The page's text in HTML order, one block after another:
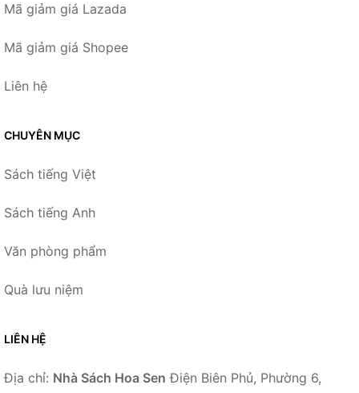
Mã giảm giá Lazada
Mã giảm giá Shopee
Liên hệ
CHUYÊN MỤC
Sách tiếng Việt
Sách tiếng Anh
Văn phòng phẩm
Quà lưu niệm
LIÊN HỆ
Địa chỉ: Nhà Sách Hoa Sen Điện Biên Phủ, Phường 6,